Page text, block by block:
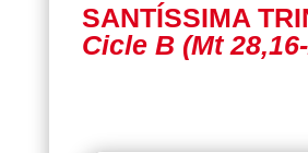
SANTÍSSIMA
Cicle B (Mt